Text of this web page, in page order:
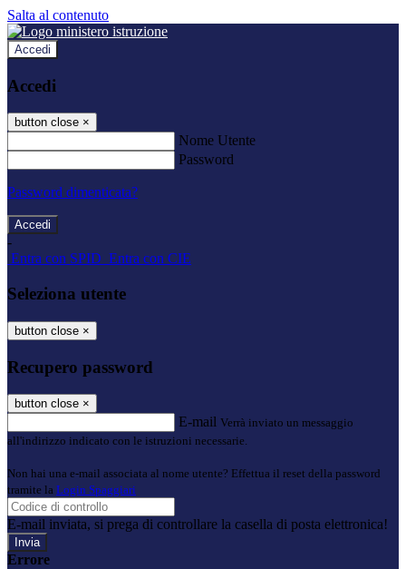
Salta al contenuto
Accedi
Accedi
button close ×
Nome Utente
Password
Password dimenticata?
-
Entra con SPID Entra con CIE
Seleziona utente
button close ×
Recupero password
button close ×
E-mail Verrà inviato un messaggio
all'indirizzo indicato con le istruzioni necessarie.
Non hai una e-mail associata al nome utente? Effettua il reset della password
tramite la Login Spaggiari
E-mail inviata, si prega di controllare la casella di posta elettronica!
Errore